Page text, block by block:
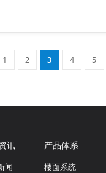
1 2 3 4 5
讯
闻
产品体系
楼面系统